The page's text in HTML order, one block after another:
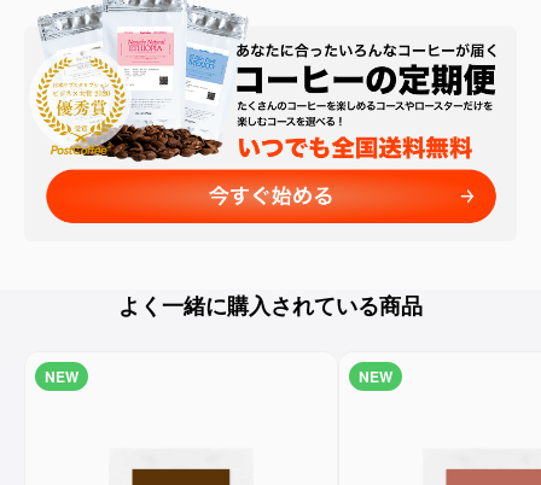
よく一緒に購入されている商品
NEW NEW